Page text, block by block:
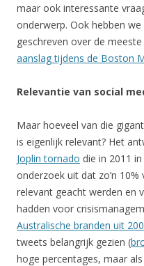
maar ook interessante
onderwerp. Ook hebben
geschreven over de
aanslag tijdens de Boston
Relevantie van social
Maar hoeveel van die
is eigenlijk relevant? Het
Joplin tornado die in 2011
onderzoek uit dat zo’n
relevant geacht werden en
hadden voor
Australische branden uit
tweets belangrijk gezien (
hoge percentages, maar